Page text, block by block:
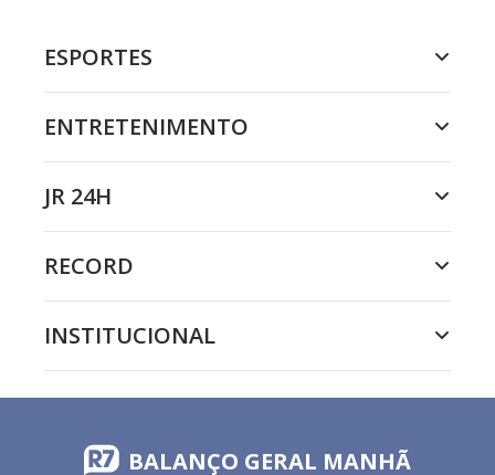
ESPORTES
ENTRETENIMENTO
JR 24H
RECORD
INSTITUCIONAL
BALANÇO GERAL MANHÃ